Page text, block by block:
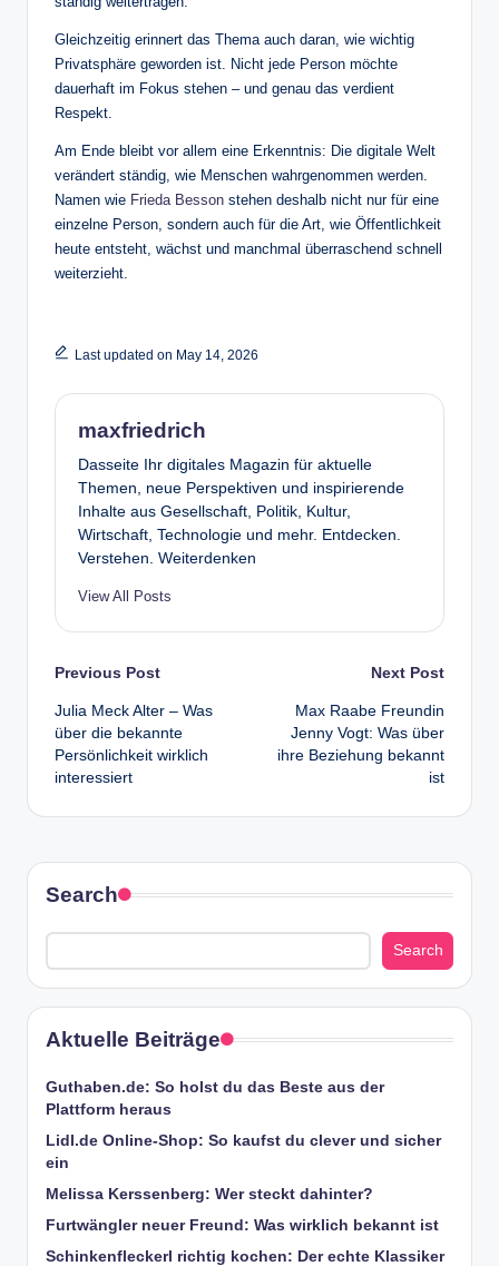
Gleichzeitig erinnert das Thema auch daran, wie wichtig
Privatsphäre geworden ist. Nicht jede Person möchte
dauerhaft im Fokus stehen – und genau das verdient
Respekt.
Am Ende bleibt vor allem eine Erkenntnis: Die digitale Welt
verändert ständig, wie Menschen wahrgenommen werden.
Namen wie Frieda Besson stehen deshalb nicht nur für eine
einzelne Person, sondern auch für die Art, wie Öffentlichkeit
heute entsteht, wächst und manchmal überraschend schnell
weiterzieht.
Last updated on May 14, 2026
maxfriedrich
Dasseite Ihr digitales Magazin für aktuelle
Themen, neue Perspektiven und inspirierende
Inhalte aus Gesellschaft, Politik, Kultur,
Wirtschaft, Technologie und mehr. Entdecken.
Verstehen. Weiterdenken
View All Posts
Post
navigation
Previous Post
Julia Meck Alter – Was
über die bekannte
Persönlichkeit wirklich
interessiert
Next Post
Max Raabe Freundin
Jenny Vogt: Was über
ihre Beziehung bekannt
ist
Search
Search
Aktuelle Beiträge
Guthaben.de: So holst du das Beste aus der
Plattform heraus
Lidl.de Online-Shop: So kaufst du clever und sicher
ein
Melissa Kerssenberg: Wer steckt dahinter?
Furtwängler neuer Freund: Was wirklich bekannt ist
Schinkenfleckerl richtig kochen: Der echte Klassiker